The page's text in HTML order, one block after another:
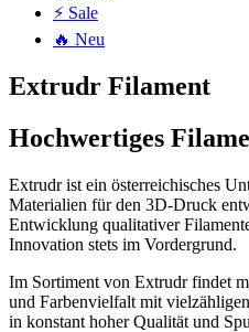
⚡ Sale
🔥 Neu
Extrudr Filament
Hochwertiges
Extrudr ist ein österreichisches
Materialien für den 3D-Druck
Entwicklung qualitativer
Innovation stets im Vordergrund.
Im Sortiment von Extrudr findet
und Farbenvielfalt mit
in konstant hoher Qualität und